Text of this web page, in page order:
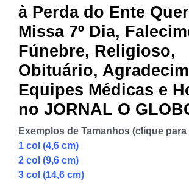
à Perda do Ente
Missa 7º Dia,
Fúnebre, Religioso,
Obituário,
Equipes Médicas e
no JORNAL O
Exemplos de Tamanhos (clique
1 col (4,6 cm)
2 col (9,6 cm)
3 col (14,6 cm)